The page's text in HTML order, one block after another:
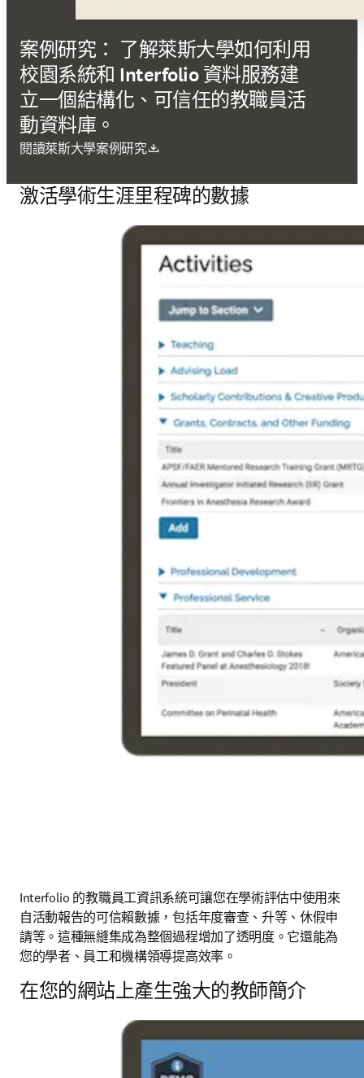
案例研究： 了解萊斯大學如何利用
校園系統和 Interfolio 資料服務建
立一個結構化、可信任的教職員活
動資料庫。
閱讀萊斯大學案例研究
打開新的分頁／視窗
激活學術生涯里程碑的數據
Interfolio 的教職員工資訊系統可讓您在學術評估中使用來
自活動報告的可信賴數據，包括年度審查、升等、休假申
請等。這種無縫集成為整個過程增加了透明度。它還能為
您的學者、員工和機構領導提高效率。
在您的網站上產生強大的教師簡介